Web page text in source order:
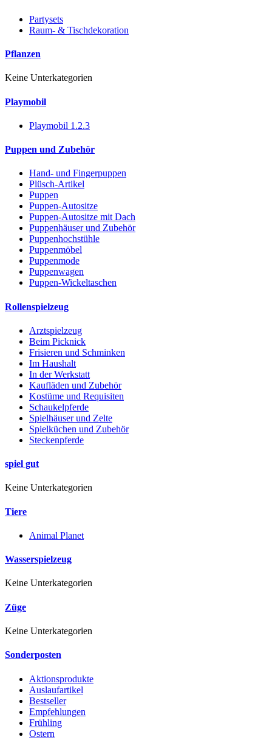
Partysets
Raum- & Tischdekoration
Pflanzen
Keine Unterkategorien
Playmobil
Playmobil 1.2.3
Puppen und Zubehör
Hand- und Fingerpuppen
Plüsch-Artikel
Puppen
Puppen-Autositze
Puppen-Autositze mit Dach
Puppenhäuser und Zubehör
Puppenhochstühle
Puppenmöbel
Puppenmode
Puppenwagen
Puppen-Wickeltaschen
Rollenspielzeug
Arztspielzeug
Beim Picknick
Frisieren und Schminken
Im Haushalt
In der Werkstatt
Kaufläden und Zubehör
Kostüme und Requisiten
Schaukelpferde
Spielhäuser und Zelte
Spielküchen und Zubehör
Steckenpferde
spiel gut
Keine Unterkategorien
Tiere
Animal Planet
Wasserspielzeug
Keine Unterkategorien
Züge
Keine Unterkategorien
Sonderposten
Aktionsprodukte
Auslaufartikel
Bestseller
Empfehlungen
Frühling
Ostern